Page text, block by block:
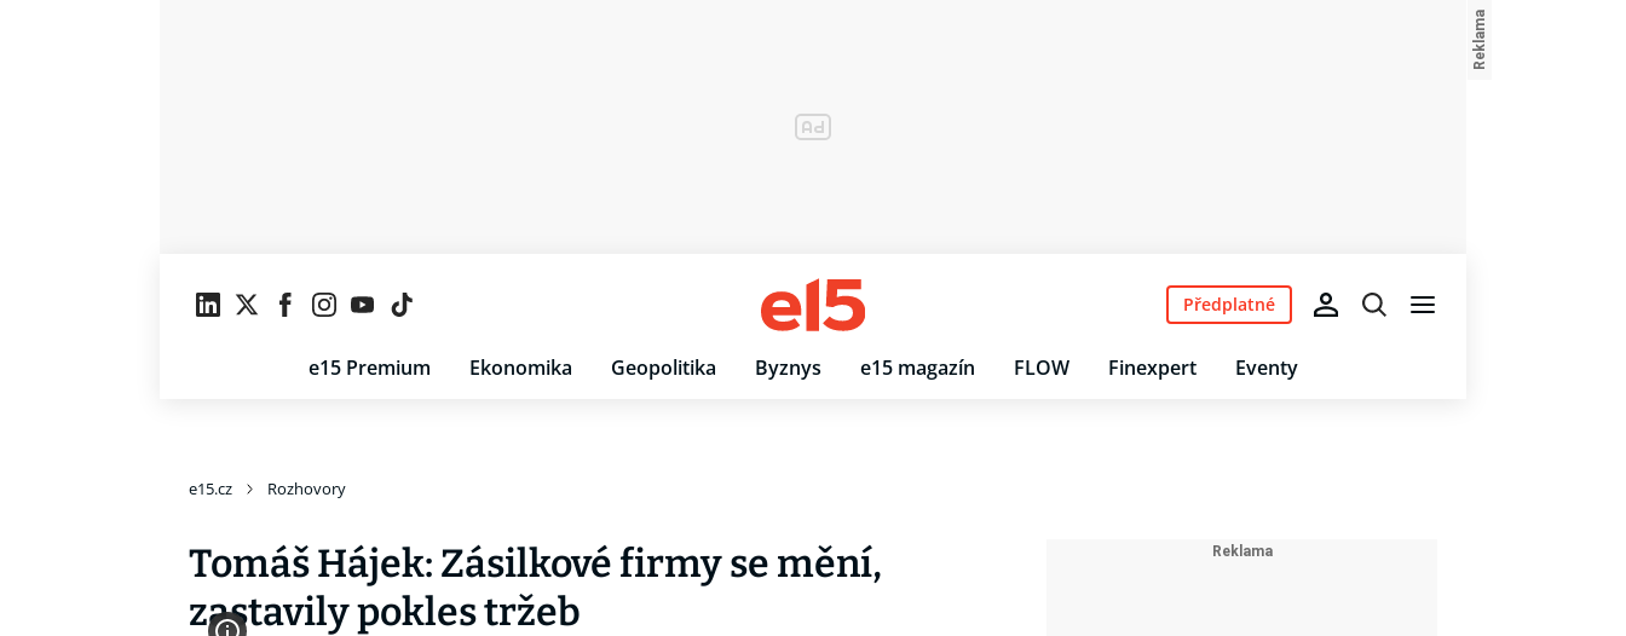
e15 Premium Ekonomika Geopolitika Byznys e15 magazín FLOW Finexpert Eventy
Předplatné
e15.cz Rozhovory
Tomáš Hájek: Zásilkové firmy se mění,
zastavily pokles tržeb